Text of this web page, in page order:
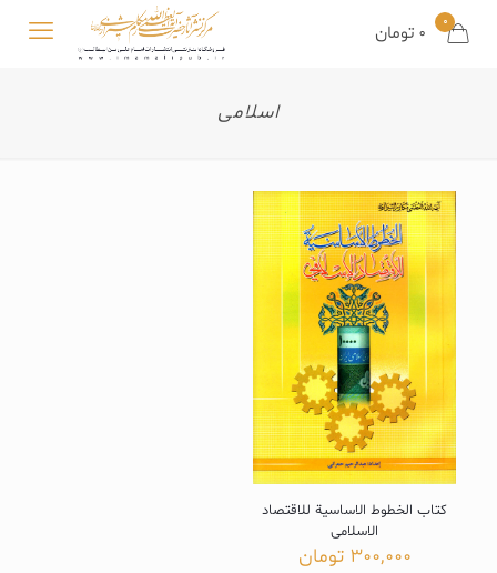
0
0 تومان
اسلامی
کتاب الخطوط الاساسیة للاقتصاد
الاسلامی
300,000 تومان